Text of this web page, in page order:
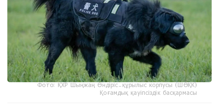
Фото: ҚХР Шыңжаң Өндіріс-құрылыс корпусы (ШӨҚК)
Қоғамдық қауіпсіздік басқармасы